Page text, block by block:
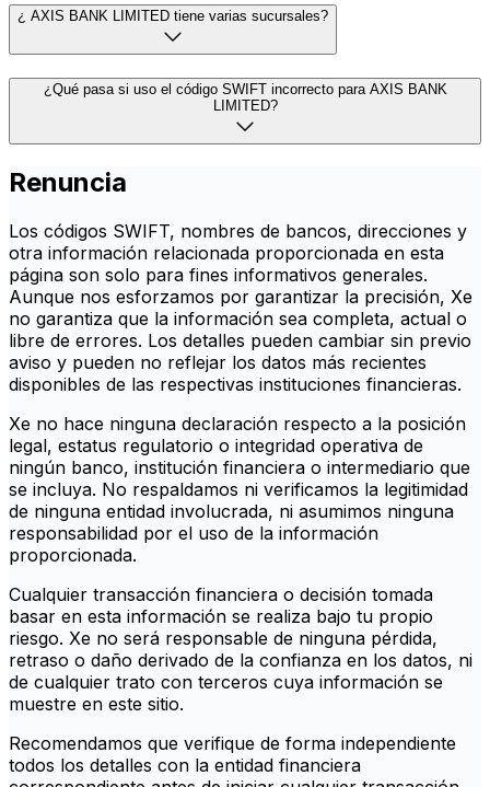
¿ AXIS BANK LIMITED tiene varias sucursales?
¿Qué pasa si uso el código SWIFT incorrecto para AXIS BANK
LIMITED?
Renuncia
Los códigos SWIFT, nombres de bancos, direcciones y
otra información relacionada proporcionada en esta
página son solo para fines informativos generales.
Aunque nos esforzamos por garantizar la precisión, Xe
no garantiza que la información sea completa, actual o
libre de errores. Los detalles pueden cambiar sin previo
aviso y pueden no reflejar los datos más recientes
disponibles de las respectivas instituciones financieras.
Xe no hace ninguna declaración respecto a la posición
legal, estatus regulatorio o integridad operativa de
ningún banco, institución financiera o intermediario que
se incluya. No respaldamos ni verificamos la legitimidad
de ninguna entidad involucrada, ni asumimos ninguna
responsabilidad por el uso de la información
proporcionada.
Cualquier transacción financiera o decisión tomada
basar en esta información se realiza bajo tu propio
riesgo. Xe no será responsable de ninguna pérdida,
retraso o daño derivado de la confianza en los datos, ni
de cualquier trato con terceros cuya información se
muestre en este sitio.
Recomendamos que verifique de forma independiente
todos los detalles con la entidad financiera